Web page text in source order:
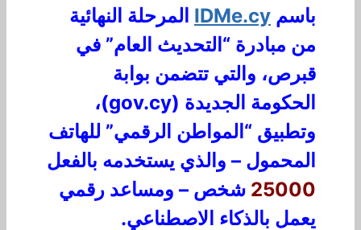
باسم IDMe.cy المرحلة النهائية
من مبادرة “التحديث العام” في
قبرص، والتي تتضمن بوابة
الحكومة الجديدة (gov.cy)،
وتطبيق “المواطن الرقمي” للهاتف
المحمول – والذي يستخدمه بالفعل
25000 شخص – ومساعد رقمي
يعمل بالذكاء الاصطناعي.